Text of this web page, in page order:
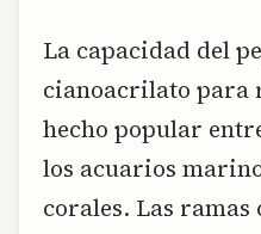
La capacidad del
cianoacrilato para
hecho popular
los acuarios
corales. Las ramas